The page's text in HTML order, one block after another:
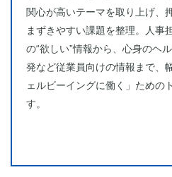
関心が高いテーマを取り上げ、
まずきやすい課題を整理。人事
の“欲しい”情報から、心身のヘ
発など従業員向けの情報まで、
ェルビーイングに働く」ための
す。